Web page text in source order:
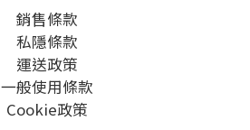
銷售條款
私隱條款
運送政策
一般使用條款
Cookie政策